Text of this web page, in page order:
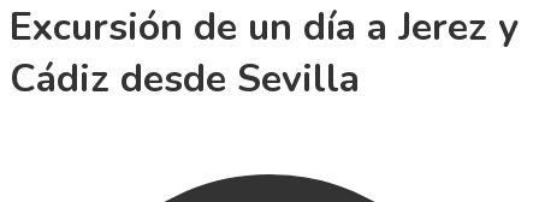
Excursión de un día a Jerez y
Cádiz desde Sevilla